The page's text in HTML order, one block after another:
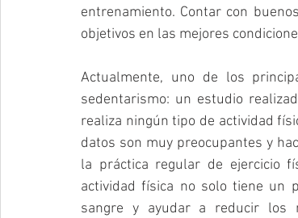
entrenamiento. Contar con
objetivos en las mejores
Actualmente, uno de los
sedentarismo: un estudio
realiza ningún tipo de actividad
datos son muy preocupantes y
la práctica regular de ejercicio
actividad física no solo tiene un
sangre y ayudar a reducir los